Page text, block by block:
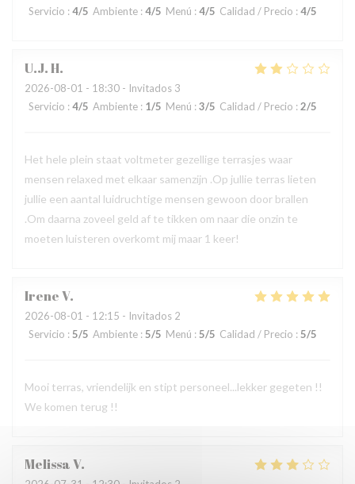
Servicio : 4/5 Ambiente : 4/5 Menú : 4/5 Calidad / Precio : 4/5
U.J.H
2026-08-01 - 18:30 - Invitados 3
Servicio : 4/5 Ambiente : 1/5 Menú : 3/5 Calidad / Precio : 2/5
Het hele plein staat voltmeter gezellige terrasjes waar
mensen relaxed met elkaar samenzijn .Op jullie terras lieten
jullie een aantal luidruchtige mensen gewoon door brallen
.Om daarna zoveel geld af te tikken om naar die onzin te
moeten luisteren overkomt mij maar 1 keer!
IreneV
2026-08-01 - 12:15 - Invitados 2
Servicio : 5/5 Ambiente : 5/5 Menú : 5/5 Calidad / Precio : 5/5
Mooi terras, vriendelijk en stipt personeel...lekker gegeten !!
We komen terug !!
MelissaV